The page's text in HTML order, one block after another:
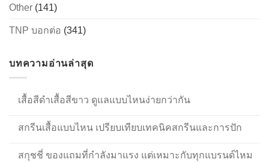
Other (141)
TNP บอกต่อ (341)
บทความอ่านล่าสุด
เสื้อสีดำเสื้อสีขาว ดูแลแบบไหนง่ายกว่ากัน
สกรีนเสื้อแบบไหน เปรียบเทียบเทคนิคสกรีนและการปัก
สกุชชี่ ของแถมที่กำลังมาแรง แต่เหมาะกับทุกแบรนด์ไหม